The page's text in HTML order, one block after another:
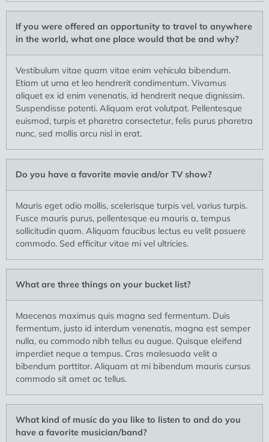
If you were offered an opportunity to travel to anywhere
in the world, what one place would that be and why?
Vestibulum vitae quam vitae enim vehicula bibendum.
Etiam ut urna et leo hendrerit condimentum. Vivamus
aliquet ex id enim venenatis, id hendrerit neque dignissim.
Suspendisse potenti. Aliquam erat volutpat. Pellentesque
euismod, turpis et pharetra consectetur, felis purus pharetra
nunc, sed mollis arcu nisl in erat.
Do you have a favorite movie and/or TV show?
Mauris eget odio mollis, scelerisque turpis vel, varius turpis.
Fusce mauris purus, pellentesque eu mauris a, tempus
sollicitudin quam. Aliquam faucibus lectus eu velit posuere
commodo. Sed efficitur vitae mi vel ultricies.
What are three things on your bucket list?
Maecenas maximus quis magna sed fermentum. Duis
fermentum, justo id interdum venenatis, magna est semper
nulla, eu commodo nibh tellus eu augue. Quisque eleifend
imperdiet neque a tempus. Cras malesuada velit a
bibendum porttitor. Aliquam at mi bibendum mauris cursus
commodo sit amet ac tellus.
What kind of music do you like to listen to and do you
have a favorite musician/band?